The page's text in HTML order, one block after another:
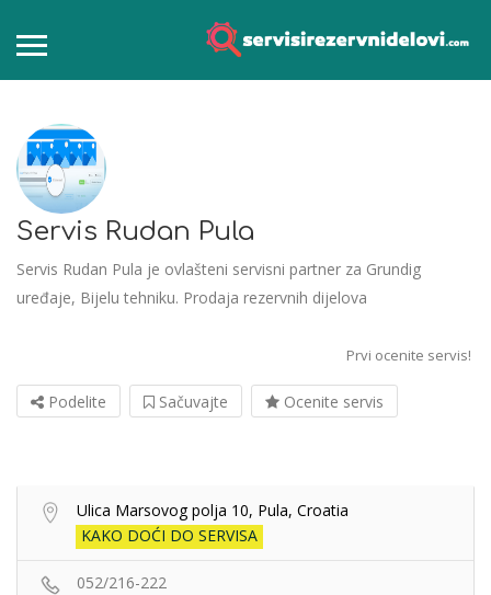
Servis Rudan Pula
Servis Rudan Pula je ovlašteni servisni partner za Grundig
uređaje, Bijelu tehniku. Prodaja rezervnih dijelova
Prvi ocenite servis!
Podelite Sačuvajte Ocenite servis
Ulica Marsovog polja 10, Pula, Croatia
KAKO DOĆI DO SERVISA
052/216-222